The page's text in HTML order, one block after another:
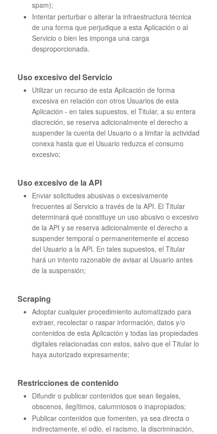
spam);
Intentar perturbar o alterar la infraestructura técnica
de una forma que perjudique a esta Aplicación o al
Servicio o bien les imponga una carga
desproporcionada.
Uso excesivo del Servicio
Utilizar un recurso de esta Aplicación de forma
excesiva en relación con otros Usuarios de esta
Aplicación - en tales supuestos, el Titular, a su entera
discreción, se reserva adicionalmente el derecho a
suspender la cuenta del Usuario o a limitar la actividad
conexa hasta que el Usuario reduzca el consumo
excesivo;
Uso excesivo de la API
Enviar solicitudes abusivas o excesivamente
frecuentes al Servicio a través de la API. El Titular
determinará qué constituye un uso abusivo o excesivo
de la API y se reserva adicionalmente el derecho a
suspender temporal o permanentemente el acceso
del Usuario a la API. En tales supuestos, el Titular
hará un intento razonable de avisar al Usuario antes
de la suspensión;
Scraping
Adoptar cualquier procedimiento automatizado para
extraer, recolectar o raspar información, datos y/o
contenidos de esta Aplicación y todas las propiedades
digitales relacionadas con estos, salvo que el Titular lo
haya autorizado expresamente;
Restricciones de contenido
Difundir o publicar contenidos que sean ilegales,
obscenos, ilegítimos, calumniosos o inapropiados;
Publicar contenidos que fomenten, ya sea directa o
indirectamente, el odio, el racismo, la discriminación,